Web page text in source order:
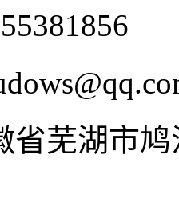
省芜湖市